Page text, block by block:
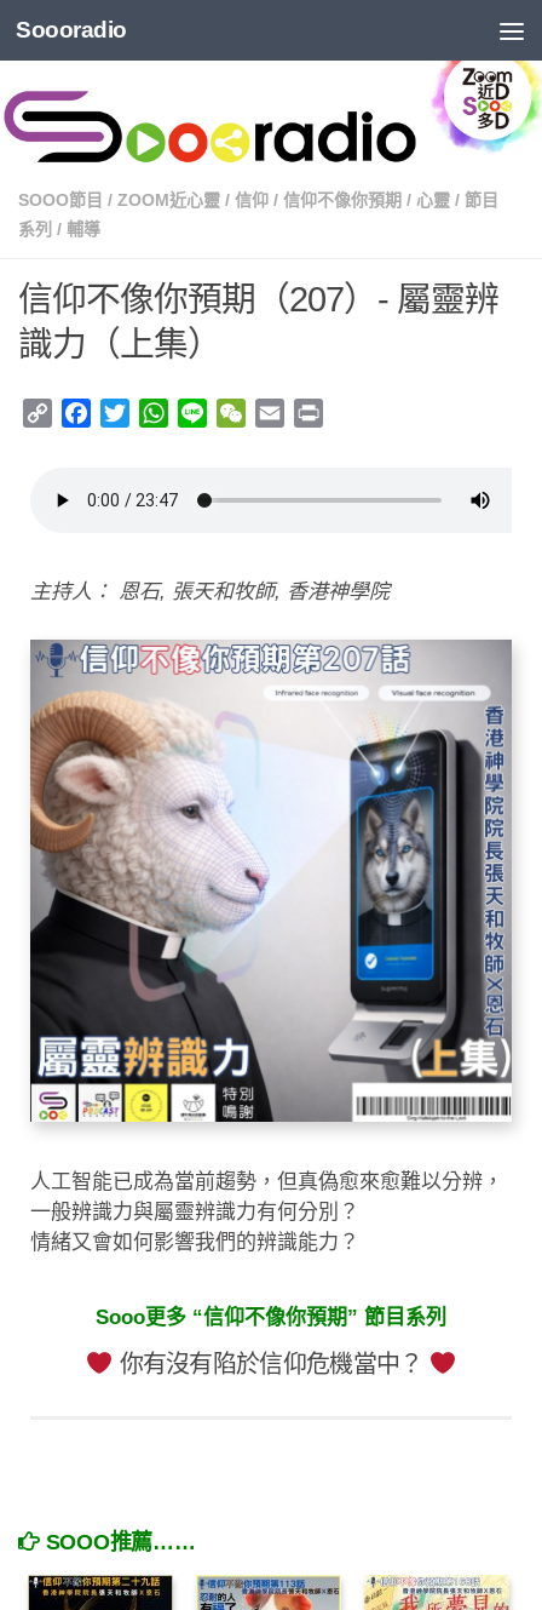
Soooradio
SOOO節目 / ZOOM近心靈 / 信仰 / 信仰不像你預期 / 心靈 / 節目
系列 / 輔導
信仰不像你預期（207）- 屬靈辨
識力（上集）
Copy
Facebook
TwitterWhatsApp
Line WeChat
Email
主持人： 恩石, 張天和牧師, 香港神學院
人工智能已成為當前趨勢，但真偽愈來愈難以分辨，
一般辨識力與屬靈辨識力有何分別？
情緒又會如何影響我們的辨識能力？
Sooo更多 “信仰不像你預期” 節目系列
你有沒有陷於信仰危機當中？
SOOO推薦……